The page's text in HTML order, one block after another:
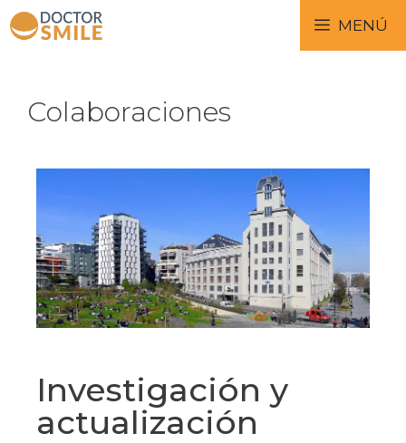
MENÚ
Colaboraciones
Investigación y
actualización